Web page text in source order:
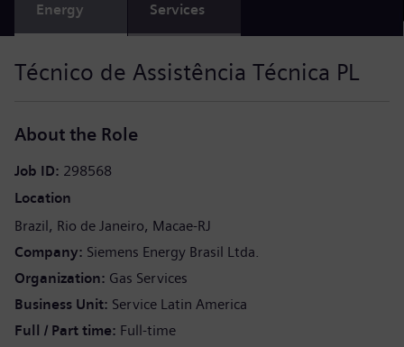
Energy
Services
Técnico de Assistência Técnica PL
About the Role
Job ID 298568
Location
Brazil Rio de Janeiro Macae-RJ
Company Siemens Energy Brasil Ltda.
Organization Gas Services
Business Unit Service Latin America
Full / Part time Full-time